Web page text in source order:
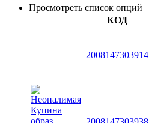
Просмотреть список опций
КОД
2008147303914